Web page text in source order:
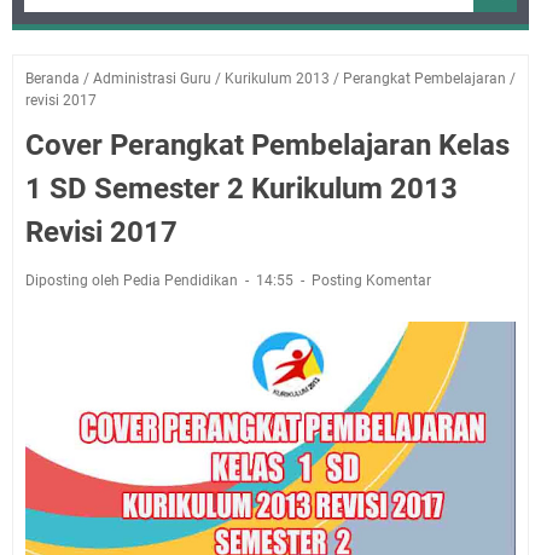
Beranda / Administrasi Guru / Kurikulum 2013 / Perangkat Pembelajaran /
revisi 2017
Cover Perangkat Pembelajaran Kelas
1 SD Semester 2 Kurikulum 2013
Revisi 2017
Diposting oleh Pedia Pendidikan 14:55 Posting Komentar